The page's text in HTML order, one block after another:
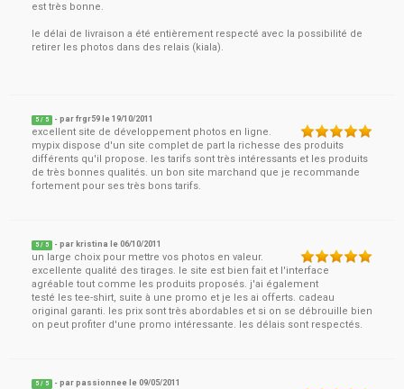
est très bonne.
le délai de livraison a été entièrement respecté avec la possibilité de
retirer les photos dans des relais (kiala).
5 / 5 - parfrgr59 le19/10/2011
excellent site de développement photos en ligne.
mypix dispose d'un site complet de part la richesse des produits
différents qu'il propose. les tarifs sont très intéressants et les produits
de très bonnes qualités. un bon site marchand que je recommande
fortement pour ses très bons tarifs.
5 / 5 - par kristina le06/10/2011
un large choix pour mettre vos photos en valeur.
excellente qualité des tirages. le site est bien fait et l'interface
agréable tout comme les produits proposés. j'ai également
testé les tee-shirt, suite à une promo et je les ai offerts. cadeau
original garanti. les prix sont très abordables et si on se débrouille bien
on peut profiter d'une promo intéressante. les délais sont respectés.
5 / 5 - parpassionnee le09/05/2011